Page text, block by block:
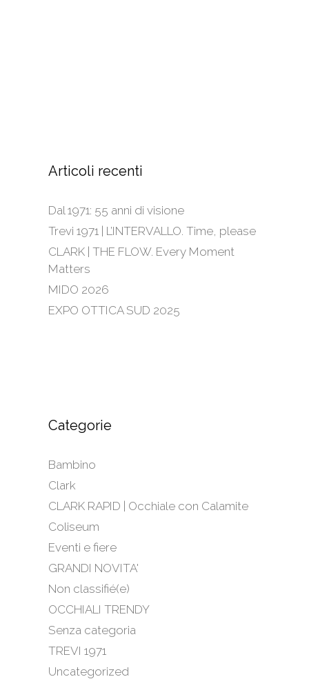
Articoli recenti
Dal 1971: 55 anni di visione
Trevi 1971 | L’INTERVALLO. Time, please
CLARK | THE FLOW. Every Moment
Matters
MIDO 2026
EXPO OTTICA SUD 2025
Categorie
Bambino
Clark
CLARK RAPID | Occhiale con Calamite
Coliseum
Eventi e fiere
GRANDI NOVITA'
Non classifié(e)
OCCHIALI TRENDY
Senza categoria
TREVI 1971
Uncategorized